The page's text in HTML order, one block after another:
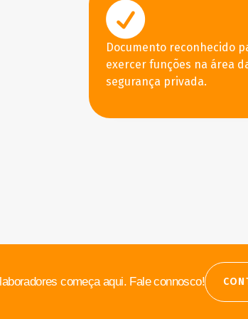
Documento reconhecido
exercer funções na área
segurança privada.
começa aqui. Fale connosco!